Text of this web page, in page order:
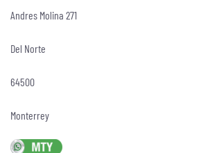
Andres Molina 271
Del Norte
64500
Monterrey